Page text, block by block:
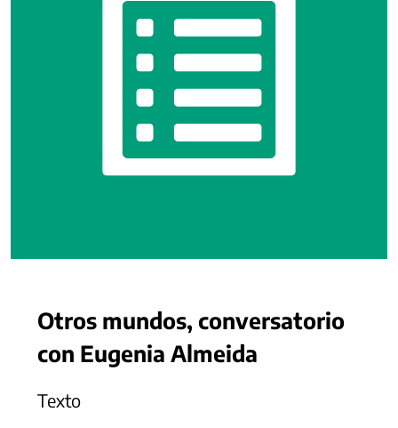
Otros mundos, conversatorio
con Eugenia Almeida
Texto